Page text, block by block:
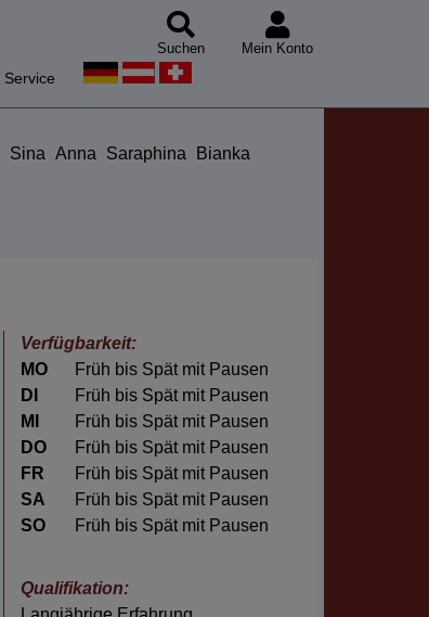
Suchen Mein Konto
Service
Sina Anna Saraphina
Bianka
Verfügbarkeit:
MO
Früh bis Spät mit Pausen
DI
Früh bis Spät mit Pausen
MI
Früh bis Spät mit Pausen
DO
Früh bis Spät mit Pausen
FR
Früh bis Spät mit Pausen
SA
Früh bis Spät mit Pausen
SO
Früh bis Spät mit Pausen
Qualifikation: